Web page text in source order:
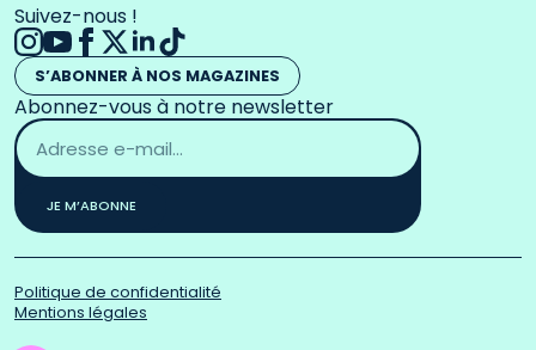
Suivez-nous !
S’ABONNER À NOS MAGAZINES
Abonnez-vous à notre newsletter
Adresse
email
*
JE M’ABONNE
Politique de confidentialité
Mentions légales